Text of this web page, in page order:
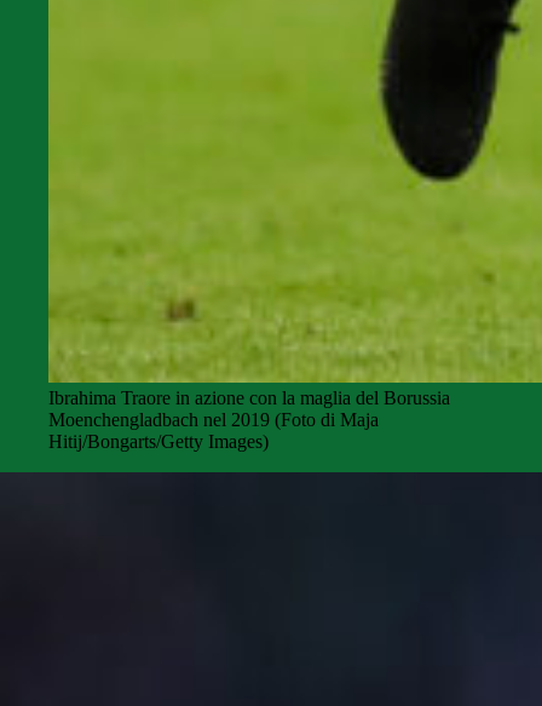
Ibrahima Traore in azione con la maglia del Borussia
Moenchengladbach nel 2019 (Foto di Maja
Hitij/Bongarts/Getty Images)